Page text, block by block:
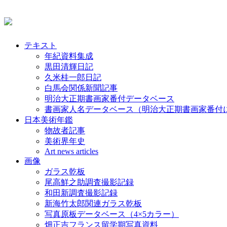
テキスト
年紀資料集成
黒田清輝日記
久米桂一郎日記
白馬会関係新聞記事
明治大正期書画家番付データベース
書画家人名データベース（明治大正期書画家番付
日本美術年鑑
物故者記事
美術界年史
Art news articles
画像
ガラス乾板
尾高鮮之助調査撮影記録
和田新調査撮影記録
新海竹太郎関連ガラス乾板
写真原板データベース（4×5カラー）
畑正吉フランス留学期写真資料